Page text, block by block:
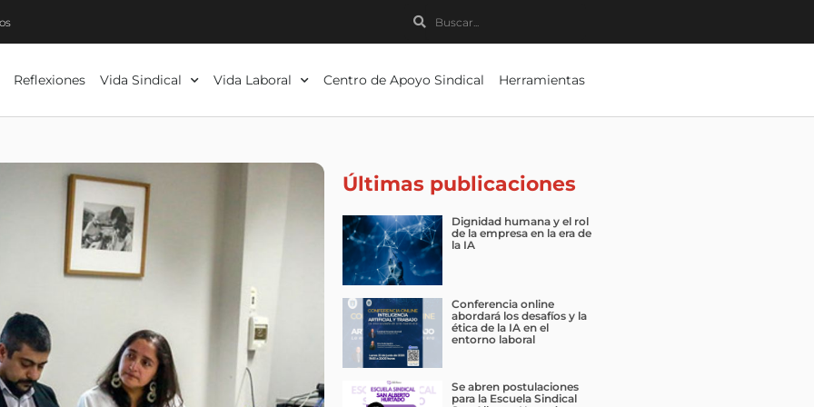
Buscar
Reflexiones Vida Sindical Vida Laboral Centro de Apoyo Sindical Herramientas
Últimas publicaciones
Dignidad humana y el rol
de la empresa en la era de
la IA
Conferencia online
abordará los desafíos y la
ética de la IA en el
entorno laboral
Se abren postulaciones
para la Escuela Sindical